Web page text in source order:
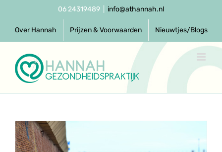
06 24319489 info@athannah.nl
Over Hannah Prijzen & Voorwaarden Nieuwtjes/Blogs